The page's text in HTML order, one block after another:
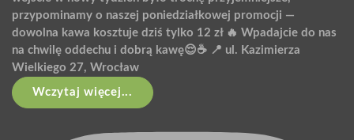
Wczytaj więcej...